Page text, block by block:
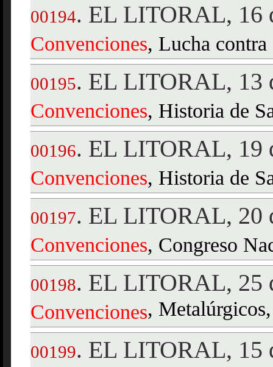
00194. EL LITORAL, 16
Convenciones, Lucha
00195. EL LITORAL, 13
Convenciones, Historia de
00196. EL LITORAL, 19
Convenciones, Historia de
00197. EL LITORAL, 20
Convenciones, Congreso
00198. EL LITORAL, 25
Convenciones, Metalúrgicos,
00199. EL LITORAL, 15